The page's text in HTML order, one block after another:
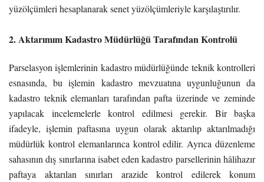
yüzölçümleri hesaplanarak senet yüzölçümleriyle karşılaştırılır.
2. Aktarımım Kadastro Müdürlüğü Tarafından Kontrolü
Parselasyon işlemlerinin kadastro müdürlüğünde teknik kontrolleri
esnasında, bu işlemin kadastro mevzuatına uygunluğunun da
kadastro teknik elemanları tarafından pafta üzerinde ve zeminde
yapılacak incelemelerle kontrol edilmesi gerekir. Bir başka
ifadeyle, işlemin paftasına uygun olarak aktarılıp aktarılmadığı
müdürlük kontrol elemanlarınca kontrol edilir. Ayrıca düzenleme
sahasının dış sınırlarına isabet eden kadastro parsellerinin hâlihazır
paftaya aktarılan sınırları arazide kontrol edilerek konum